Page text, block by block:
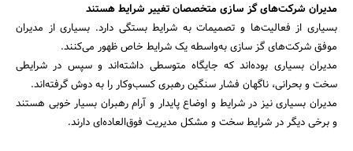
مدیران شرکت‌های گز سازی متخصصان تغییر شرایط هستند
بسیاری از فعالیت‌ها و تصمیمات به شرایط بستگی دارد. بسیاری از مدیران
موفق شرکت‌های گز سازی به‌واسطه یک شرایط خاص ظهور می‌کنند.
مدیران بسیاری بوده‌اند که جایگاه متوسطی داشته‌اند و سپس در شرایطی
سخت و بحرانی، ناگهان فشار سنگین رهبری کسب‌وکار را به دوش گرفته‌اند.
مدیران بسیاری نیز در شرایط و اوضاع پایدار و آرام رهبران بسیار خوبی هستند
و برخی دیگر در شرایط سخت و مشکل مدیریت فوق‌العاده‌ای دارند.